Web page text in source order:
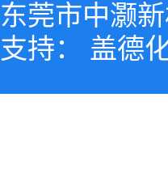
东莞市中灏
支持： 盖德